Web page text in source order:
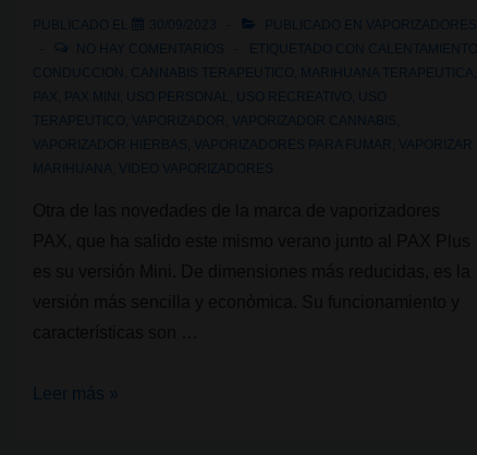
PUBLICADO EL 30/09/2023 PUBLICADO EN VAPORIZADORES
NO HAY COMENTARIOS
ETIQUETADO CON CALENTAMIENTO
CONDUCCION
CANNABIS TERAPEUTICO MARIHUANA TERAPEUTICA
PAX
PAX MINI USO PERSONAL USO RECREATIVO
USO
TERAPEUTICO
VAPORIZADOR VAPORIZADOR CANNABIS
VAPORIZADOR HIERBAS VAPORIZADORES PARA FUMAR
VAPORIZAR
MARIHUANA
VIDEO VAPORIZADORES
Vaporizador
Leer más »